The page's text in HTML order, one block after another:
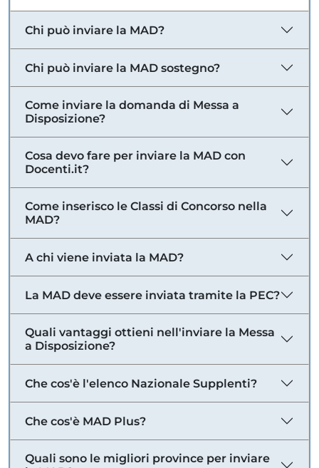
Chi può inviare la MAD?
Chi può inviare la MAD sostegno?
Come inviare la domanda di Messa a
Disposizione?
Cosa devo fare per inviare la MAD con
Docenti.it?
Come inserisco le Classi di Concorso nella
MAD?
A chi viene inviata la MAD?
La MAD deve essere inviata tramite la PEC?
Quali vantaggi ottieni nell'inviare la Messa
a Disposizione?
Che cos'è l'elenco Nazionale Supplenti?
Che cos'è MAD Plus?
Quali sono le migliori province per inviare